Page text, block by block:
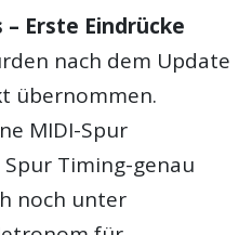
– Erste Eindrücke
nach dem Update
übernommen.
MIDI-Spur
Timing-genau
noch unter